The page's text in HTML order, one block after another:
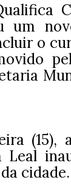
um
o
(15),
Leal
cidade.